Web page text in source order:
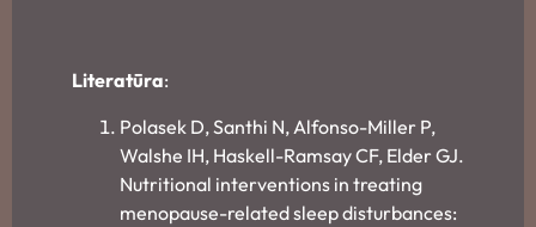
Literatūra:
Polasek D, Santhi N, Alfonso-Miller P,
Walshe IH, Haskell-Ramsay CF, Elder GJ.
Nutritional interventions in treating
menopause-related sleep disturbances: